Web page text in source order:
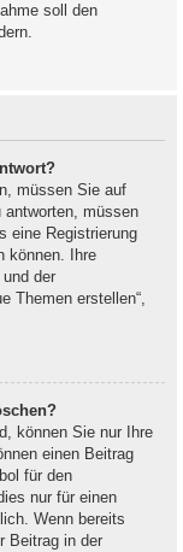
soll den
müssen Sie auf
antworten, müssen
eine Registrierung
können. Ihre
der
Themen erstellen“,
können Sie nur Ihre
einen Beitrag
für den
nur für einen
Wenn bereits
Beitrag in der